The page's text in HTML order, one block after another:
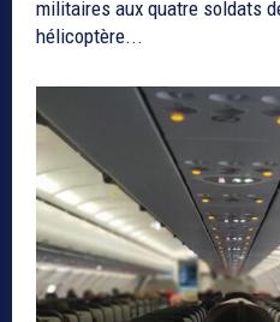
militaires aux quatre soldats
hélicoptère...